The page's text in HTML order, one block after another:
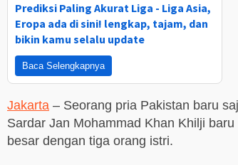
Prediksi Paling Akurat Liga - Liga Asia,
Eropa ada di sini! lengkap, tajam, dan
bikin kamu selalu update
Baca Selengkapnya
Jakarta – Seorang pria Pakistan baru
Sardar Jan Mohammad Khan Khilji
besar dengan tiga orang istri.